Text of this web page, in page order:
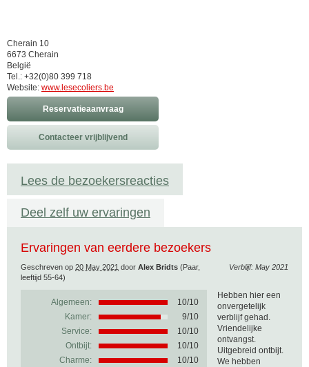
Cherain 10
6673 Cherain
België
Tel.: +32(0)80 399 718
Website: www.lesecoliers.be
Reservatieaanvraag
Contacteer vrijblijvend
Lees de bezoekersreacties
Deel zelf uw ervaringen
Ervaringen van eerdere bezoekers
Verblijf: May 2021
Geschreven op 20 May 2021 door Alex Bridts (Paar,
leeftijd 55-64)
Algemeen: 10/10
Kamer:
9/10
Service:
10/10
Ontbijt:
10/10
Charme:
10/10
Hebben hier een
onvergetelijk
verblijf gehad.
Vriendelijke
ontvangst.
Uitgebreid ontbijt.
We hebben